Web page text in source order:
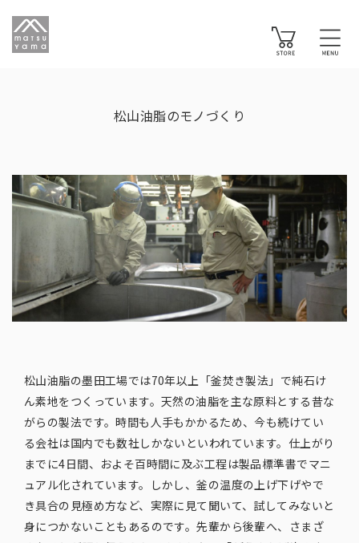
松山油脂のモノづくり
松山油脂の墨田工場では70年以上「釜焚き製法」で純石け
ん素地をつくっています。天然の油脂を主な原料とする昔な
がらの製法です。時間も人手もかかるため、今も続けてい
る会社は国内でも数社しかないといわれています。仕上がり
までに4日間、およそ百時間に及ぶ工程は製品標準書でマニ
ュアル化されています。しかし、釜の温度の上げ下げやで
き具合の見極め方など、実際に見て聞いて、試してみないと
身につかないこともあるのです。先輩から後輩へ、さまざ